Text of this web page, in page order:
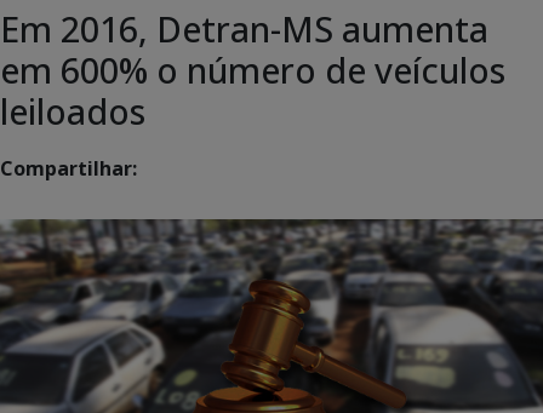
Em 2016, Detran-MS aumenta
em 600% o número de veículos
leiloados
Compartilhar: